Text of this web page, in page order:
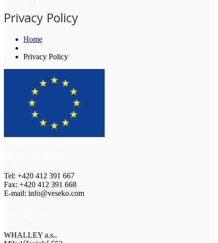
Privacy Policy
Home
Privacy Policy
Tel: +420 412 391 667
Fax: +420 412 391 668
E-mail: info@veseko.com
WHALLEY a.s..